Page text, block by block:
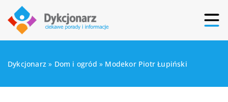
Dykcjonarz » Dom i ogród » Modekor Piotr Łupiński